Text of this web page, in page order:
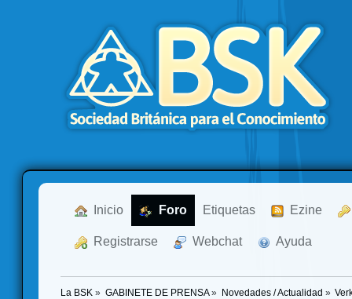
Inicio Foro Etiquetas Ezine
Registrarse Webchat Ayuda
La BSK » GABINETE DE PRENSA» Novedades / Actualidad »